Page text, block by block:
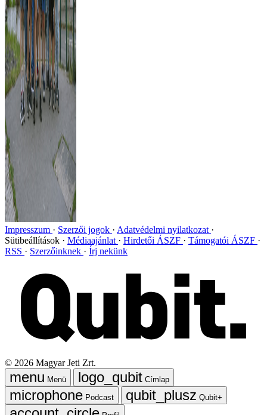
Impresszum Szerzői jogok
Adatvédelmi nyilatkozat
Sütibeállítások
Médiaajánlat Hirdetői ÁSZF
Támogatói ÁSZF
RSS
Szerzőinknek Írj nekünk
© 2026 Magyar Jeti Zrt.
Menü
Címlap
Podcast
Qubit+